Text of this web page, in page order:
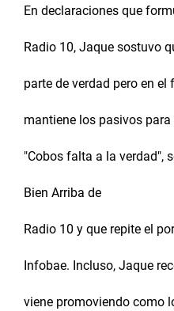
En declaraciones que
Radio 10, Jaque sostuvo
parte de verdad pero en
mantiene los pasivos
"Cobos falta a la verdad",
Bien Arriba de
Radio 10 y que repite el
Infobae. Incluso, Jaque
viene promoviendo como